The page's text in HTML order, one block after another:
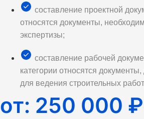
составление проектной
относятся документы,
экспертизы;
составление рабочей
категории относятся
для ведения строительных
от: 250 000 ₽